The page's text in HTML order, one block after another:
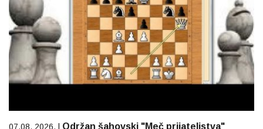
07.08. 2026. | Održan šahovski "Meč prijateljstva"